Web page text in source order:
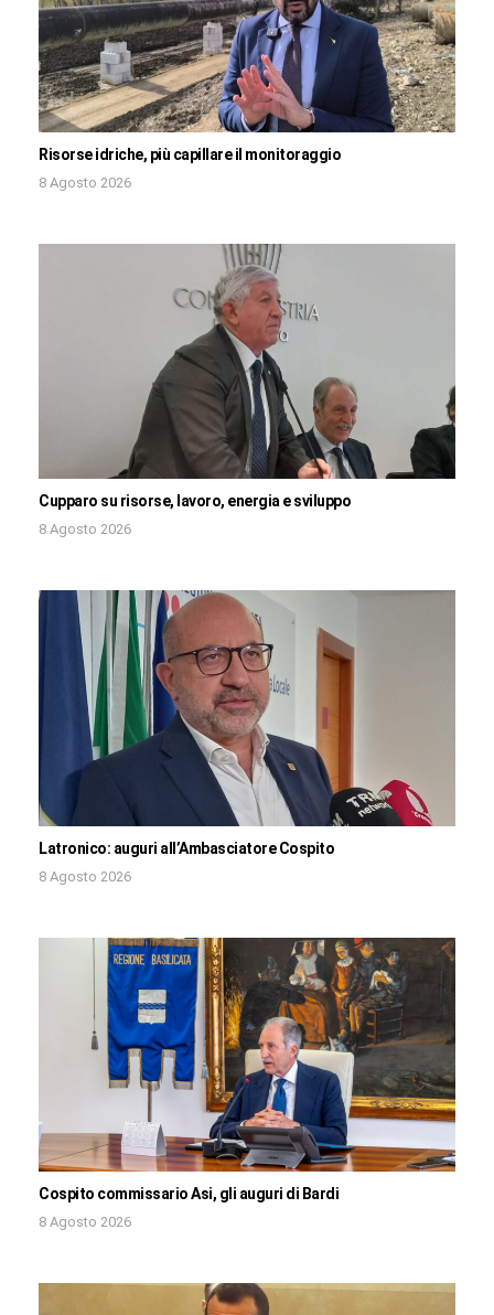
Risorse idriche, più capillare il monitoraggio
8 Agosto 2026
Cupparo su risorse, lavoro, energia e sviluppo
8 Agosto 2026
Latronico: auguri all’Ambasciatore Cospito
8 Agosto 2026
Cospito commissario Asi, gli auguri di Bardi
8 Agosto 2026